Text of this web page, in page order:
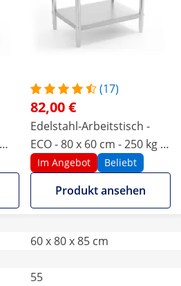
(17)
82,00 €
Edelstahl-Arbeitstisch -
ECO - 80 x 60 cm - 250 kg -
Royal Catering
Im Angebot Beliebt
Produkt ansehen
60 x 80 x 85 cm
55